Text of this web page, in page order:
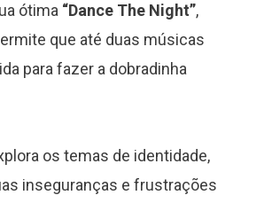
ótima “Dance The Night”,
que até duas músicas
para fazer a dobradinha
os temas de identidade,
inseguranças e frustrações